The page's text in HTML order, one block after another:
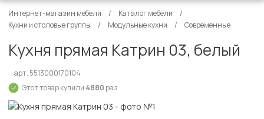
Интернет-магазин мебели
Каталог мебели
Кухни и столовые группы
Модульные кухни Современные
Кухня прямая Катрин 03, белый
арт. 5513000170104
Этот товар купили 4880 раз